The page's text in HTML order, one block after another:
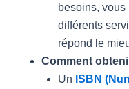
besoins,
différents
répond le
Comment
Un ISBN